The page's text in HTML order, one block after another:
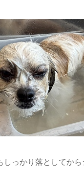
っかり落としてか